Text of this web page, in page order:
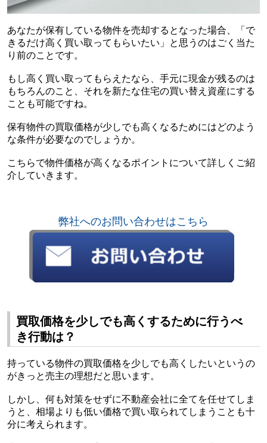
あなたが保有している物件を売却するとなった場合、「で
きるだけ高く買い取ってもらいたい」と思うのはごく当た
り前のことです。
もし高く買い取ってもらえたなら、手元に現金が残るのは
もちろんのこと、それを新たな住宅の買い替え資産にする
ことも可能ですね。
保有物件の買取価格が少しでも高くなるためにはどのよう
な条件が必要なのでしょうか。
こちらで物件価格が高くなるポイントについて詳しくご紹
介していきます。
弊社へのお問い合わせはこちら
買取価格を少しでも高くするために行うべ
き行動は？
持っている物件の買取価格を少しでも高くしたいというの
がきっと売主の理想だと思います。
しかし、何も対策をせずに不動産会社に全てを任せてしま
うと、相場よりも低い価格で買い取られてしまうことも十
分に考えられます。